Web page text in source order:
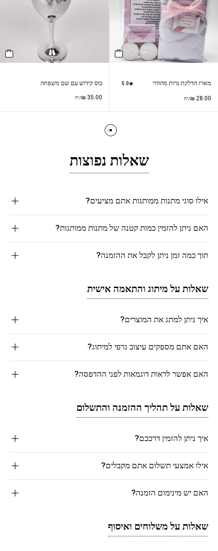
מארז הדלקת נרות מהודר 5.0
₪ 28.00 /יח
כוס קידוש עם שם משפחה
₪35.00 /יח
שאלות נפוצות
אילו סוגי מתנות ממותגות אתם מציעים?
האם ניתן להזמין כמות קטנה של מתנות ממותגות?
תוך כמה זמן ניתן לקבל את ההזמנה?
שאלות על מיתוג והתאמה אישית
איך ניתן למתג את המוצרים?
האם אתם מספקים עיצוב גרפי למיתוג?
האם אפשר לראות דוגמאות לפני ההדפסה?
שאלות על תהליך ההזמנה והתשלום
איך ניתן להזמין דרככם?
אילו אמצעי תשלום אתם מקבלים?
האם יש מינימום הזמנה?
שאלות על משלוחים ואיסוף